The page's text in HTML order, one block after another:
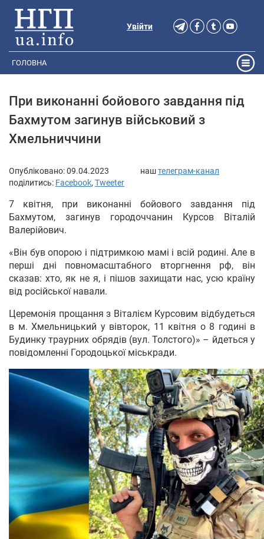
Увійти
ГОЛОВНА
При виконанні бойового завдання під
Бахмутом загинув військовий з
Хмельниччини
Опубліковано:09.04.2023 наштелеграм-канал
поділитись: Facebook, Tweeter
7 квітня, при виконанні бойового завдання під
Бахмутом, загинув городоччанин Курсов Віталій
Валерійович.
«Він був опорою і підтримкою мамі і всій родині. Але в
перші дні повномасштабного вторгнення рф, він
сказав: хто, як не я, і пішов захищати нас, усю країну
від російської навали.
Церемонія прощання з Віталієм Курсовим відбудеться
в м. Хмельницький у вівторок, 11 квітня о 8 годині в
Будинку траурних обрядів (вул. Толстого)» – йдеться у
повідомленні Городоцької міськради.